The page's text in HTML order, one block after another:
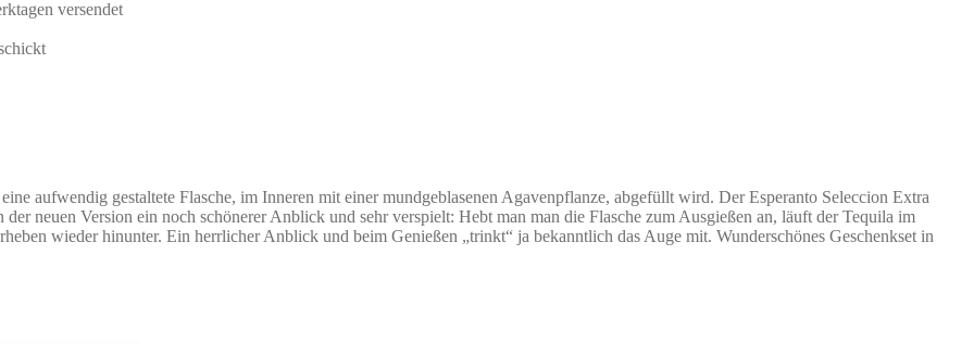
versendet
aufwendig gestaltete Flasche, im Inneren mit einer mundgeblasenen Agavenpflanze, abgefüllt wird. Der Esperanto Seleccion Extra
neuen Version ein noch schönerer Anblick und sehr verspielt: Hebt man man die Flasche zum Ausgießen an, läuft der Tequila im
wieder hinunter. Ein herrlicher Anblick und beim Genießen „trinkt“ ja bekanntlich das Auge mit. Wunderschönes Geschenkset in